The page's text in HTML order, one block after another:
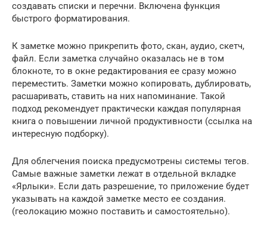
создавать списки и перечни. Включена функция
быстрого форматирования.
К заметке можно прикрепить фото, скан, аудио, скетч,
файл. Если заметка случайно оказалась не в том
блокноте, то в окне редактирования ее сразу можно
переместить. Заметки можно копировать, дублировать,
расшаривать, ставить на них напоминание. Такой
подход рекомендует практически каждая популярная
книга о повышении личной продуктивности (ссылка на
интересную подборку).
Для облегчения поиска предусмотрены системы тегов.
Самые важные заметки лежат в отдельной вкладке
«Ярлыки». Если дать разрешение, то приложение будет
указывать на каждой заметке место ее создания.
(геолокацию можно поставить и самостоятельно).